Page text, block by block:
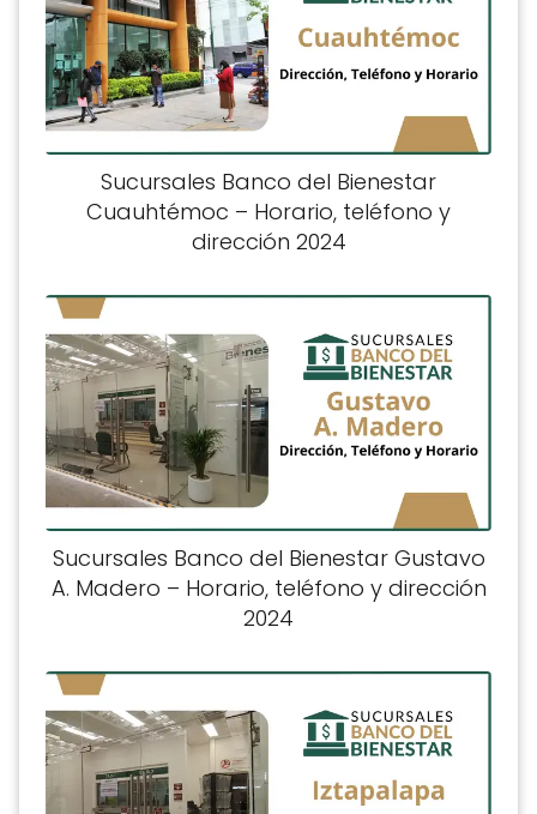
Sucursales Banco del Bienestar
Cuauhtémoc – Horario, teléfono y
dirección 2024
Sucursales Banco del Bienestar Gustavo
A. Madero – Horario, teléfono y dirección
2024